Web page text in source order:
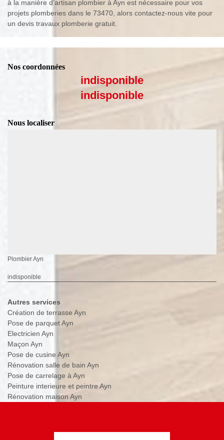
à la manière d’artisan plombier à Ayn est nécessaire pour vos
projets plomberies dans le 73470, alors contactez-nous vite pour
un devis travaux plomberie gratuit.
Nos coordonnées
indisponible
indisponible
Nous localiser
Plombier Ayn
indisponible
Autres services
Création de terrasse Ayn
Pose de parquet Ayn
Electricien Ayn
Maçon Ayn
Pose de cusine Ayn
Rénovation salle de bain Ayn
Pose de carrelage à Ayn
Peinture interieure et peintre Ayn
Rénovation maison Ayn